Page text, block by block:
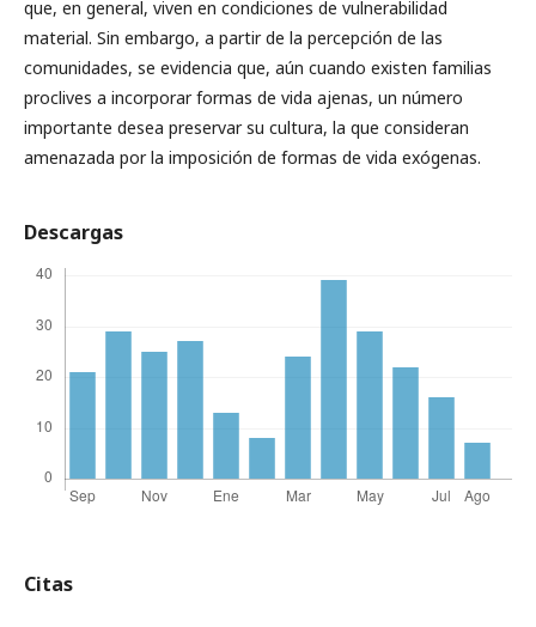
que, en general, viven en condiciones de vulnerabilidad
material. Sin embargo, a partir de la percepción de las
comunidades, se evidencia que, aún cuando existen familias
proclives a incorporar formas de vida ajenas, un número
importante desea preservar su cultura, la que consideran
amenazada por la imposición de formas de vida exógenas.
Descargas
Citas